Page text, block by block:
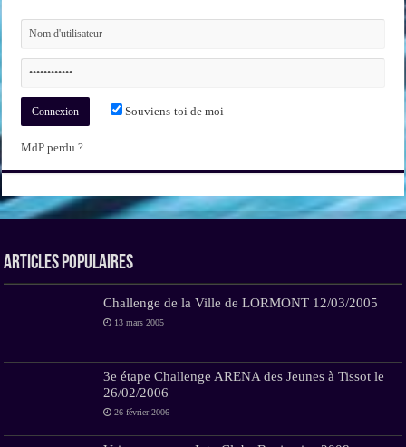
Souviens-toi de moi
MdP perdu ?
Articles Populaires
Challenge de la Ville de LORMONT 12/03/2005
13 mars 2005
3e étape Challenge ARENA des Jeunes à Tissot le
26/02/2006
26 février 2006